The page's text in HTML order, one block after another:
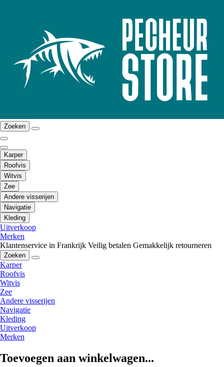
Zoeken
Karper
Roofvis
Witvis
Zee
Andere visserijen
Navigatie
Kleding
Uitverkoop
Merken
Klantenservice in Frankrijk Veilig betalen Gemakkelijk retourneren
Zoeken
Karper
Roofvis
Witvis
Zee
Andere visserijen
Navigatie
Kleding
Uitverkoop
Merken
Toevoegen aan winkelwagen...